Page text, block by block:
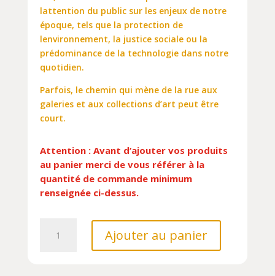
lattention du public sur les enjeux de notre
époque, tels que la protection de
lenvironnement, la justice sociale ou la
prédominance de la technologie dans notre
quotidien.
Parfois, le chemin qui mène de la rue aux
galeries et aux collections d’art peut être
court.
Attention : Avant d’ajouter vos produits
au panier merci de vous référer à la
quantité de commande minimum
renseignée ci-dessus.
Ajouter au panier